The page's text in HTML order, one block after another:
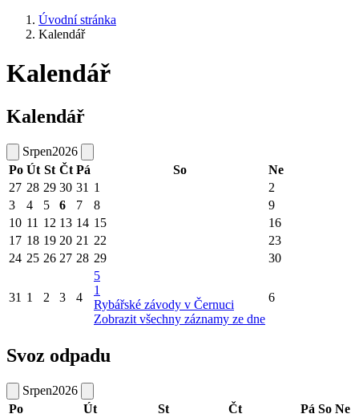
Úvodní stránka
Kalendář
Kalendář
Kalendář
Srpen2026
Po Út St Čt Pá So
Ne
27 28 29 30 31 1
2
3
4 5 6 7 8
9
10 11 12 13 14 15
16
17 18 19 20 21 22
23
24 25 26 27 28 29 30
31 1 2 3 4
5
1
Rybářské závody v Černuci
Zobrazit všechny záznamy ze dne
6
Svoz odpadu
Srpen2026
Po
Út St Čt Pá So Ne